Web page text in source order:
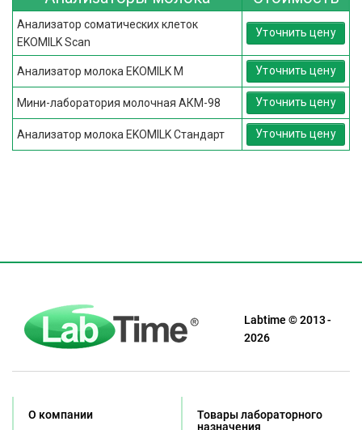
Анализатор соматических клеток
EKOMILK Scan
Уточнить цену
Анализатор молока EKOMILK М Уточнить цену
Мини-лаборатория молочная АКМ-98 Уточнить цену
Анализатор молока EKOMILK Стандарт Уточнить цену
Labtime © 2013 -
2026
О компании
Товары лабораторного
назначения